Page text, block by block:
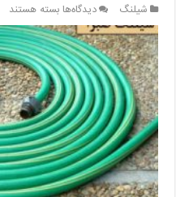
شیلنگ دیدگاه‌هابرای
نمایندگی
فروش
اینترنتی
شیلنگ
به
صورت
عمده
بسته هستند